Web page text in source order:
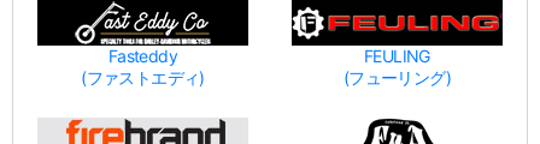
Fasteddy
(ファストエディ)
FEULING
(フューリング)